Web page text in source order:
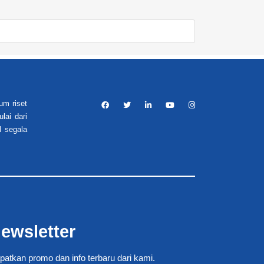
riset
dari
segala
promo dan info terbaru dari kami.